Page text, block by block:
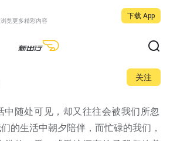
览更多精彩内容
下载 App
关注
中随处可见，却又往往会被我们所忽
的生活中朝夕陪伴，而忙碌的我们，